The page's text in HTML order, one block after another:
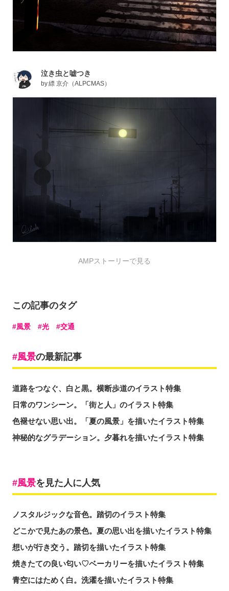
泣き虫と嘘つき
by縹 京介（ALPCMAS）
AMPストーリーで見る
この記事のタグ
風景 光 交通
風景の最新記事
道路をつなぐ、白と黒。横断歩道のイラスト特集
日常のワンシーン。「街と人」のイラスト特集
色褪せない思い出。「夏の風景」を描いたイラスト特集
神秘的なグラデーション。夕暮れを描いたイラスト特集
風景を見た人に人気
ノスタルジックな音色。踏切のイラスト特集
どこかで見たあの景色。夏の思い出を描いたイラスト特集
想いが行き交う。踏切を描いたイラスト特集
焼きたての良い匂い♡ベーカリーを描いたイラスト特集
青空にはためく白。洗濯を描いたイラスト特集